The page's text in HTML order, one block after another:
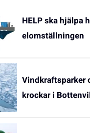
HELP ska hjälpa
elomställningen
Vindkraftsparker
krockar i